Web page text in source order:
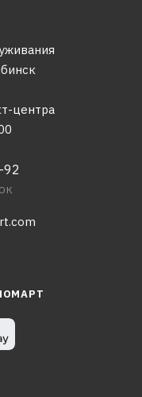
центра
92